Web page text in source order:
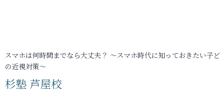
スマホは何時間までなら大丈夫？ ～スマホ時代に知っておきたい子
の近視対策～
杉塾 芦屋校